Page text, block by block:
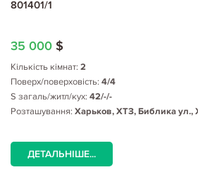
801401/1
35 000 $
Кількість кімнат: 2
Поверх/поверховість: 4/4
S загаль/житл/кух: 42/-/-
Розташування: Харьков, ХТЗ, Библика ул.,
ДЕТАЛЬНІШЕ...